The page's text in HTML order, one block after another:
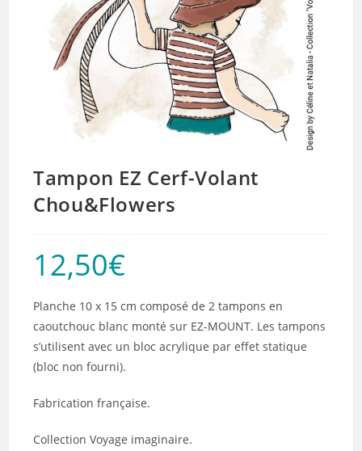
Tampon EZ Cerf-Volant
Chou&Flowers
12,50€
Planche 10 x 15 cm composé de 2 tampons en
caoutchouc blanc monté sur EZ-MOUNT. Les tampons
s’utilisent avec un bloc acrylique par effet statique
(bloc non fourni).
Fabrication française.
Collection Voyage imaginaire.